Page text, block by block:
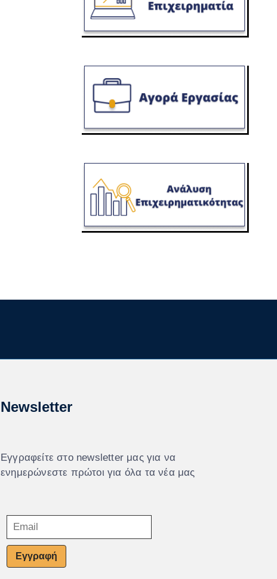
Newsletter
Εγγραφείτε στο newsletter μας για να
ενημερώνεστε πρώτοι για όλα τα νέα μας
Εγγραφή